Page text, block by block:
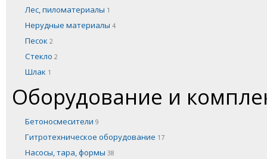
Лес, пиломатериалы 1
Нерудные материалы 4
Песок 2
Стекло 2
Шлак 1
Оборудование и
Бетоносмесители 9
Гитротехническое оборудование 17
Насосы, тара, формы 38